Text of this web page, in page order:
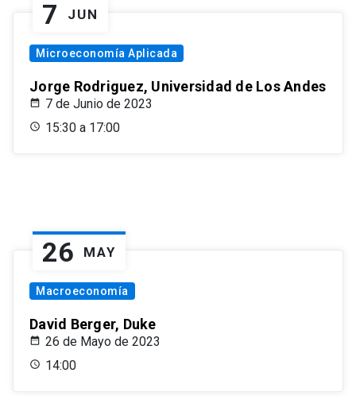
7 JUN
Microeconomía Aplicada
Jorge Rodriguez, Universidad de Los Andes
7 de Junio de 2023
15:30 a 17:00
26 MAY
Macroeconomía
David Berger, Duke
26 de Mayo de 2023
14:00